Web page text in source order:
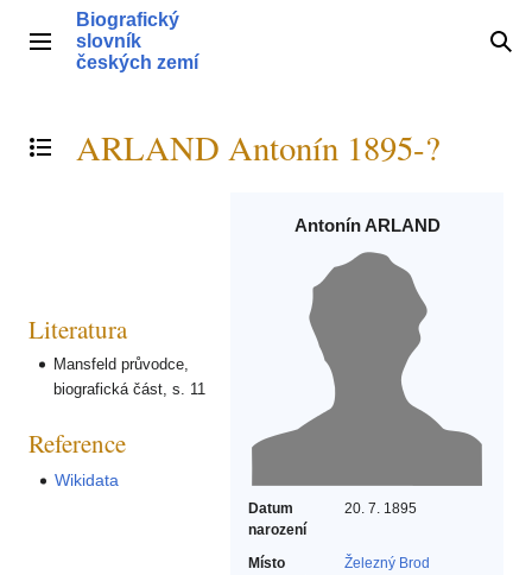
obsahHlavní menu
Biografický
slovník
českých zemí
Přepnout obsah
ARLAND Antonín 1895-?
Antonín ARLAND
Datum
narození
20. 7. 1895
Místo
Železný Brod
Literatura
Mansfeld průvodce,
biografická část, s. 11
Reference
Wikidata